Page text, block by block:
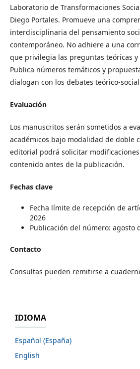
Laboratorio de Transformaciones
Diego Portales. Promueve una
interdisciplinaria del pensamiento
contemporáneo. No adhiere a una
que privilegia las preguntas teóricas
Publica números temáticos y
dialogan con los debates teórico-
Evaluación
Los manuscritos serán sometidos a
académicos bajo modalidad de doble
editorial podrá solicitar
contenido antes de la publicación.
Fechas clave
Fecha límite de recepción de
2026
Publicación del número: agosto
Contacto
Consultas pueden remitirse a
IDIOMA
Español (España)
English